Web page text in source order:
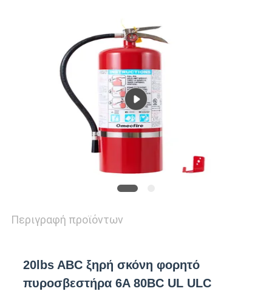
SITEMAP
ΠΟΛΙΤΙΚΉ
ΑΠΟΡΡΉΤΟΥ
Περιγραφή προϊόντων
20lbs ABC ξηρή σκόνη φορητό
πυροσβεστήρα 6A 80BC UL ULC